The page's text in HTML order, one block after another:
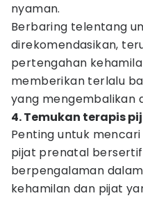
nyaman.
Berbaring telentang
direkomendasikan,
pertengahan
memberikan terlalu
yang mengembalikan
4. Temukan terapis
Penting untuk
pijat prenatal
berpengalaman
kehamilan dan pijat